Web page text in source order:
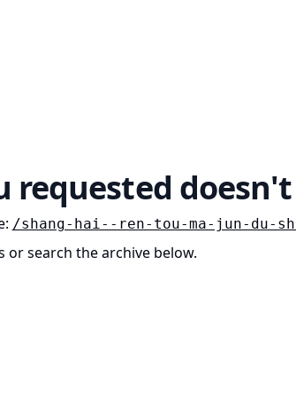
requested
: /shang-hai--ren-tou-ma-jun-du-
search the archive below.